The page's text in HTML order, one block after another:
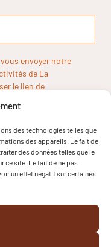
des technologies telles que
des appareils. Le fait de
des données telles que le
ce site. Le fait de ne pas
un effet négatif sur certaines
envoyer notre
de La
le lien de